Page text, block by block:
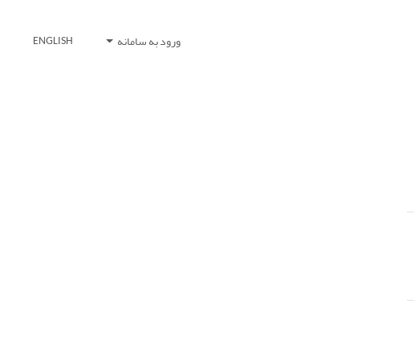
ورود به سامانه ENGLISH